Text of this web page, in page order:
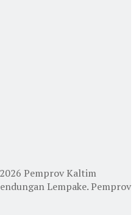
Pemprov Kaltim
Lempake. Pemprov